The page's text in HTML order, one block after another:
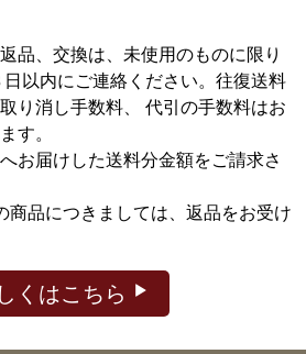
品、交換は、未使用のものに限り
以内にご連絡ください。往復送料
り消し手数料、 代引の手数料はお
す。
お届けした送料分金額をご請求さ
商品につきましては、返品をお受け
くはこちら